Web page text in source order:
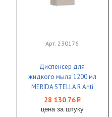
Арт. 230176
Диспенсер для
жидкого мыла 1200 мл
MERIDA STELLA R Anti
Finger сенсорный
металл 1/1
28 130.76i
цена за штуку